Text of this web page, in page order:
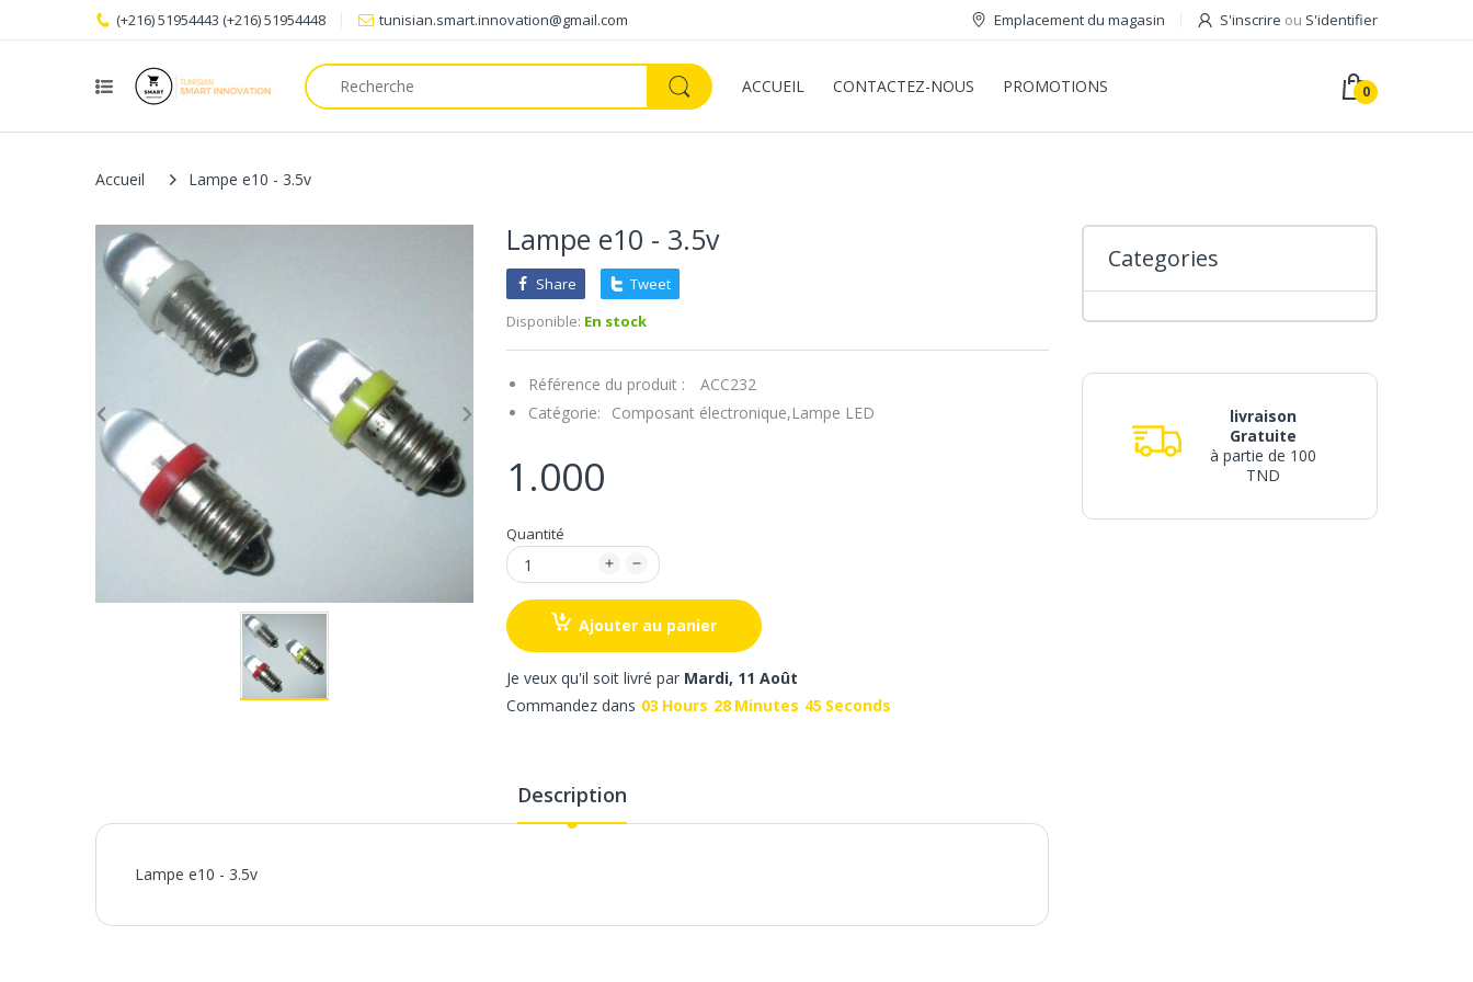
(+216) 51954443 (+216) 51954448 tunisian.smart.innovation@gmail.com Emplacement du magasin S'inscrire ou S'identifier
ACCUEIL CONTACTEZ-NOUS PROMOTIONS 0
Accueil Lampe e10 - 3.5v
Lampe e10 - 3.5v
Share
Tweet
Disponible: En stock
Référence du produit :
ACC232
Catégorie:
Composant électronique,Lampe LED
1.000
Quantité
Ajouter au panier
Je veux qu'il soit livré par Mardi, 11 Août
Commandez dans 03 Hours 28 Minutes 45 Seconds
Description
Lampe e10 - 3.5v
Categories
livraison
Gratuite
à partie de 100
TND